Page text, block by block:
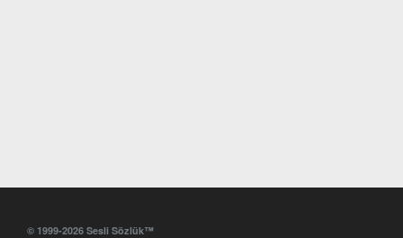
© 1999-2026 Sesli Sözlük™